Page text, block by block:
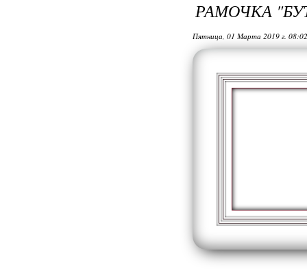
РАМОЧКА
Пятница, 01 Марта 2019 г.